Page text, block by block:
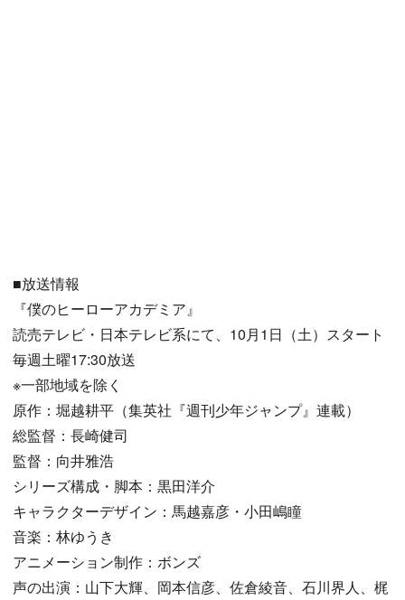
■放送情報
『僕のヒーローアカデミア』
読売テレビ・日本テレビ系にて、10月1日（土）スタート
毎週土曜17:30放送
※一部地域を除く
原作：堀越耕平（集英社『週刊少年ジャンプ』連載）
総監督：長崎健司
監督：向井雅浩
シリーズ構成・脚本：黒田洋介
キャラクターデザイン：馬越嘉彦・小田嶋瞳
音楽：林ゆうき
アニメーション制作：ボンズ
声の出演：山下大輝、岡本信彦、佐倉綾音、石川界人、梶